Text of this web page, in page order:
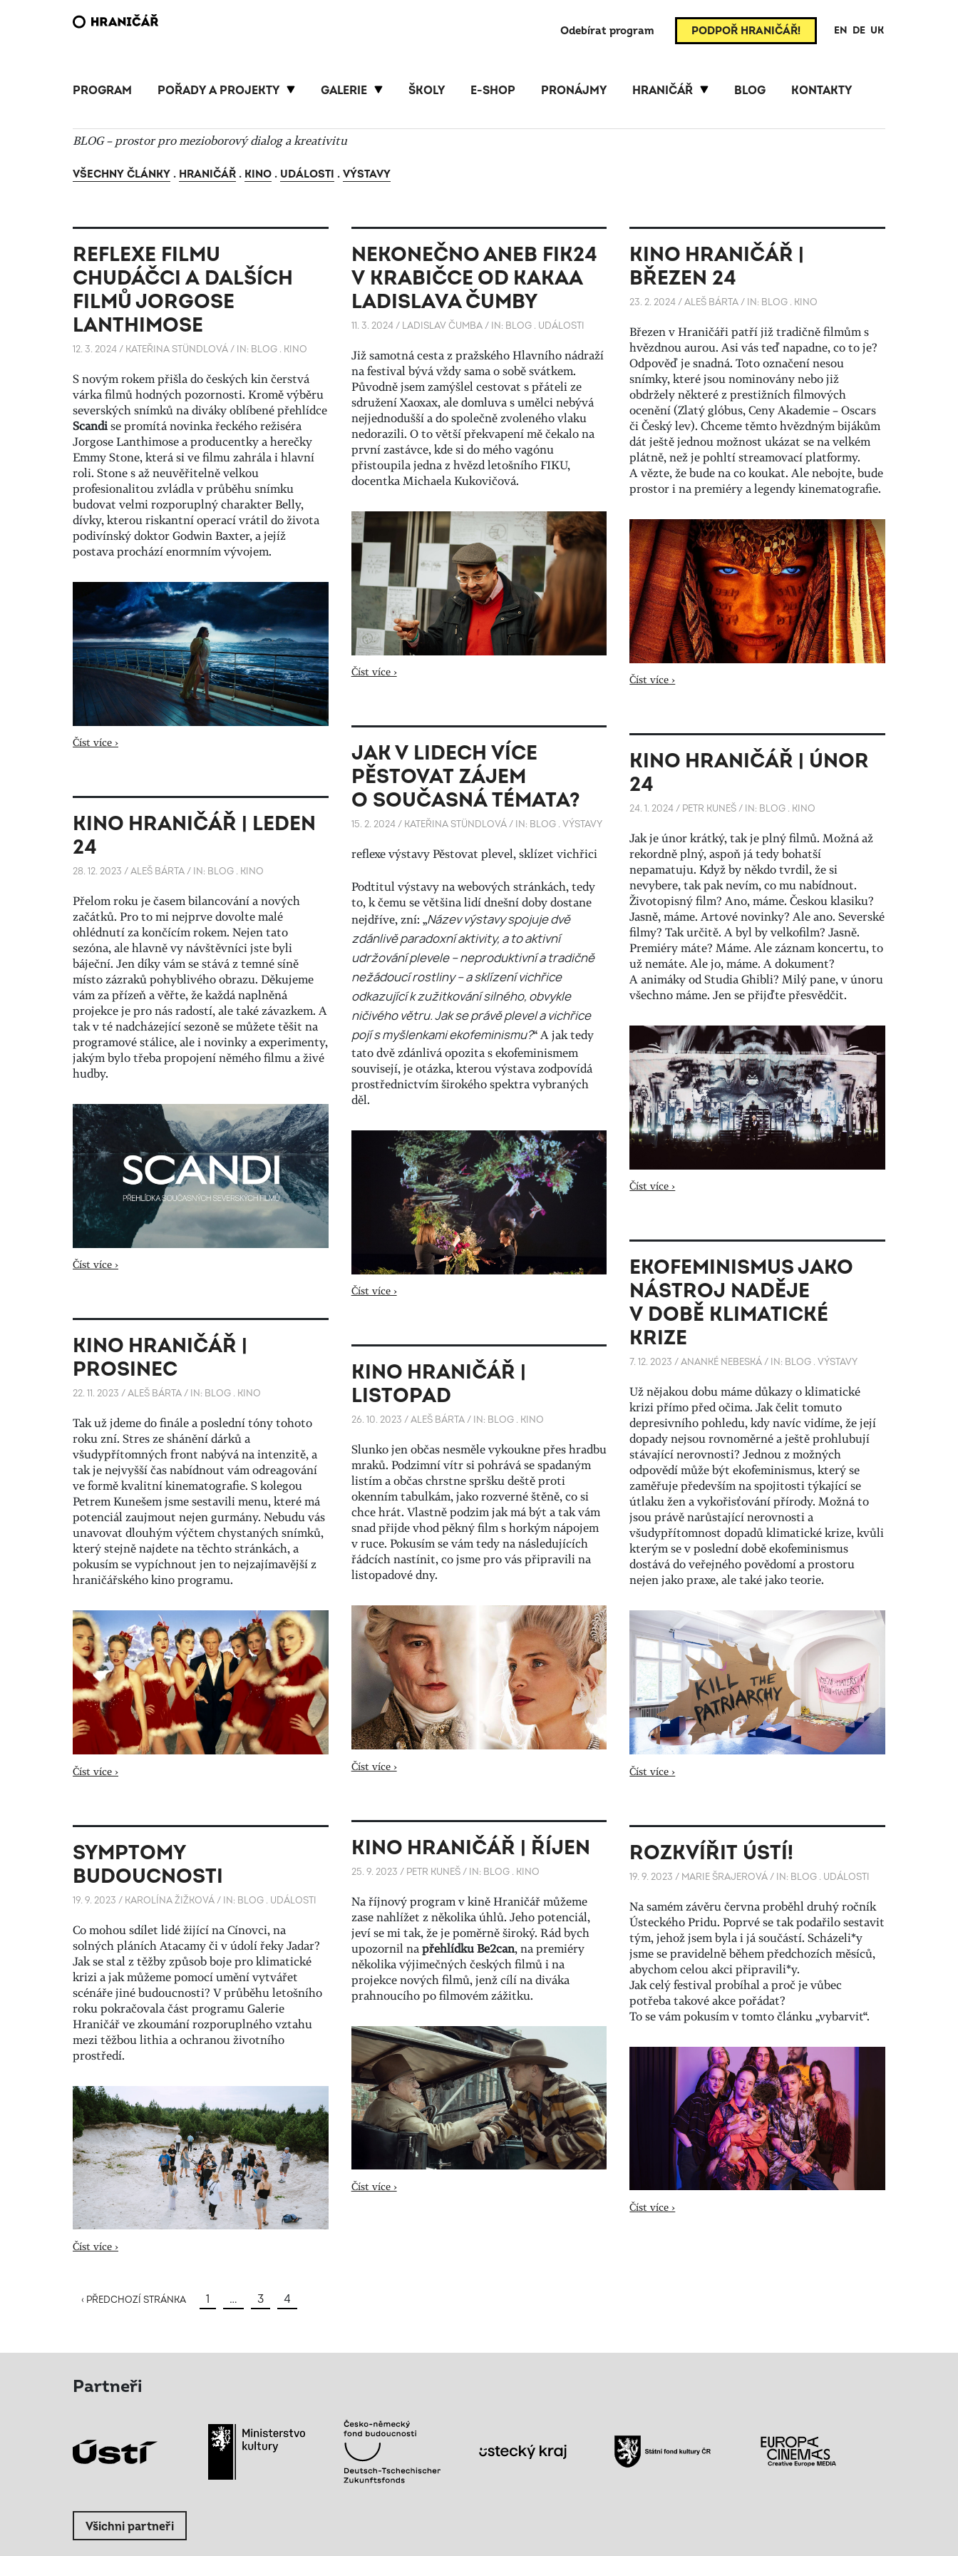
Odebírat program PODPOŘ HRANIČÁŘ! EN DE UK
PROGRAM POŘADY A PROJEKTY GALERIE ŠKOLY E-SHOP PRONÁJMY HRANIČÁŘ BLOG KONTAKTY
BLOG – prostor pro mezioborový dialog a kreativitu
VŠECHNY ČLÁNKY . HRANIČÁŘ . KINO . UDÁLOSTI . VÝSTAVY
REFLEXE FILMU
CHUDÁČCI A DALŠÍCH
FILMŮ JORGOSE
LANTHIMOSE
12. 3. 2024/ KATEŘINA STÜNDLOVÁ/ IN: BLOG . KINO
S novým rokem přišla do českých kin čerstvá
várka filmů hodných pozornosti. Kromě výběru
severských snímků na diváky oblíbené přehlídce
Scandise promítá novinka řeckého režiséra
Jorgose Lanthimose a producentky a herečky
Emmy Stone, která si ve filmu zahrála i hlavní
roli. Stone s až neuvěřitelně velkou
profesionalitou zvládla v průběhu snímku
budovat velmi rozporuplný charakter Belly,
dívky, kterou riskantní operací vrátil do života
podivínský doktor Godwin Baxter, a jejíž
postava prochází enormním vývojem.
Číst více ›
NEKONEČNO ANEB FIK24
V KRABIČCE OD KAKAA
LADISLAVA ČUMBY
11. 3. 2024 / LADISLAV ČUMBA / IN: BLOG. UDÁLOSTI
Již samotná cesta z pražského Hlavního nádraží
na festival bývá vždy sama o sobě svátkem.
Původně jsem zamýšlel cestovat s přáteli ze
sdružení Xaoxax, ale domluva s umělci nebývá
nejjednodušší a do společně zvoleného vlaku
nedorazili. O to větší překvapení mě čekalo na
první zastávce, kde si do mého vagónu
přistoupila jedna z hvězd letošního FIKU,
docentka Michaela Kukovičová.
Číst více ›
KINO HRANIČÁŘ |
BŘEZEN 24
23. 2. 2024 /ALEŠ BÁRTA / IN: BLOG . KINO
Březen v Hraničáři patří již tradičně filmům s
hvězdnou aurou. Asi vás teď napadne, co to je?
Odpověď je snadná. Toto označení nesou
snímky, které jsou nominovány nebo již
obdržely některé z prestižních filmových
ocenění (Zlatý glóbus, Ceny Akademie – Oscars
či Český lev). Chceme těmto hvězdným bijákům
dát ještě jednou možnost ukázat se na velkém
plátně, než je pohltí streamovací platformy.
A vězte, že bude na co koukat. Ale nebojte, bude
prostor i na premiéry a legendy kinematografie.
Číst více ›
JAK V LIDECH VÍCE
PĚSTOVAT ZÁJEM
O SOUČASNÁ TÉMATA?
15. 2. 2024 / KATEŘINA STÜNDLOVÁ / IN: BLOG. VÝSTAVY
reflexe výstavy Pěstovat plevel, sklízet vichřici
Podtitul výstavy na webových stránkách, tedy
to, k čemu se většina lidí dnešní doby dostane
nejdříve, zní: „Název výstavy spojuje dvě
zdánlivě paradoxní aktivity, a to aktivní
udržování plevele – neproduktivní a tradičně
nežádoucí rostliny – a sklízení vichřice
odkazující k zužitkování silného, obvykle
ničivého větru. Jak se právě plevel a vichřice
pojí s myšlenkami ekofeminismu?“ A jak tedy
tato dvě zdánlivá opozita s ekofeminismem
souvisejí, je otázka, kterou výstava zodpovídá
prostřednictvím širokého spektra vybraných
děl.
Číst více ›
KINO HRANIČÁŘ | ÚNOR
24
24. 1. 2024 / PETR KUNEŠ / IN: BLOG . KINO
Jak je únor krátký, tak je plný filmů. Možná až
rekordně plný, aspoň já tedy bohatší
nepamatuju. Když by někdo tvrdil, že si
nevybere, tak pak nevím, co mu nabídnout.
Životopisný film? Ano, máme. Českou klasiku?
Jasně, máme. Artové novinky? Ale ano. Severské
filmy? Tak určitě. A byl by velkofilm? Jasně.
Premiéry máte? Máme. Ale záznam koncertu, to
už nemáte. Ale jo, máme. A dokument?
A animáky od Studia Ghibli? Milý pane, v únoru
všechno máme. Jen se přijďte přesvědčit.
Číst více ›
KINO HRANIČÁŘ | LEDEN
24
28. 12. 2023 /ALEŠ BÁRTA/ IN: BLOG . KINO
Přelom roku je časem bilancování a nových
začátků. Pro to mi nejprve dovolte malé
ohlédnutí za končícím rokem. Nejen tato
sezóna, ale hlavně vy návštěvníci jste byli
báječní. Jen díky vám se stává z temné síně
místo zázraků pohyblivého obrazu. Děkujeme
vám za přízeň a věřte, že každá naplněná
projekce je pro nás radostí, ale také závazkem. A
tak v té nadcházející sezoně se můžete těšit na
programové stálice, ale i novinky a experimenty,
jakým bylo třeba propojení němého filmu a živé
hudby.
Číst více ›
EKOFEMINISMUS JAKO
NÁSTROJ NADĚJE
V DOBĚ KLIMATICKÉ
KRIZE
7. 12. 2023 /ANANKÉ NEBESKÁ / IN: BLOG .VÝSTAVY
Už nějakou dobu máme důkazy o klimatické
krizi přímo před očima. Jak čelit tomuto
depresivního pohledu, kdy navíc vidíme, že její
dopady nejsou rovnoměrné a ještě prohlubují
stávající nerovnosti? Jednou z možných
odpovědí může být ekofeminismus, který se
zaměřuje především na spojitosti týkající se
útlaku žen a vykořisťování přírody. Možná to
jsou právě narůstající nerovnosti a
všudypřítomnost dopadů klimatické krize, kvůli
kterým se v poslední době ekofeminismus
dostává do veřejného povědomí a prostoru
nejen jako praxe, ale také jako teorie.
Číst více ›
KINO HRANIČÁŘ |
PROSINEC
22. 11. 2023 /ALEŠ BÁRTA/ IN: BLOG . KINO
Tak už jdeme do finále a poslední tóny tohoto
roku zní. Stres ze shánění dárků a
všudypřítomných front nabývá na intenzitě, a
tak je nejvyšší čas nabídnout vám odreagování
ve formě kvalitní kinematografie. S kolegou
Petrem Kunešem jsme sestavili menu, které má
potenciál zaujmout nejen gurmány. Nebudu vás
unavovat dlouhým výčtem chystaných snímků,
který stejně najdete na těchto stránkách, a
pokusím se vypíchnout jen to nejzajímavější z
hraničářského kino programu.
Číst více ›
KINO HRANIČÁŘ |
LISTOPAD
26. 10. 2023 /ALEŠ BÁRTA / IN: BLOG. KINO
Slunko jen občas nesměle vykoukne přes hradbu
mraků. Podzimní vítr si pohrává se spadaným
listím a občas chrstne spršku deště proti
okenním tabulkám, jako rozverné štěně, co si
chce hrát. Vlastně podzim jak má být a tak vám
snad přijde vhod pěkný film s horkým nápojem
v ruce. Pokusím se vám tedy na následujících
řádcích nastínit, co jsme pro vás připravili na
listopadové dny.
Číst více ›
KINO HRANIČÁŘ | ŘÍJEN
25. 9. 2023 / PETR KUNEŠ / IN: BLOG. KINO
Na říjnový program v kině Hraničář můžeme
zase nahlížet z několika úhlů. Jeho potenciál,
jeví se mi tak, že je poměrně široký. Rád bych
upozornil napřehlídku Be2can, na premiéry
několika výjimečných českých filmů i na
projekce nových filmů, jenž cílí na diváka
prahnoucího po filmovém zážitku.
Číst více ›
SYMPTOMY
BUDOUCNOSTI
19. 9. 2023 / KAROLÍNA ŽIŽKOVÁ/ IN: BLOG . UDÁLOSTI
Co mohou sdílet lidé žijící na Cínovci, na
solných pláních Atacamy či v údolí řeky Jadar?
Jak se stal z těžby způsob boje pro klimatické
krizi a jak můžeme pomocí umění vytvářet
scénáře jiné budoucnosti? V průběhu letošního
roku pokračovala část programu Galerie
Hraničář ve zkoumání rozporuplného vztahu
mezi těžbou lithia a ochranou životního
prostředí.
Číst více ›
ROZKVÍŘIT ÚSTÍ!
19. 9. 2023 / MARIE ŠRAJEROVÁ / IN: BLOG . UDÁLOSTI
Na samém závěru června proběhl druhý ročník
Ústeckého Pridu. Poprvé se tak podařilo sestavit
tým, jehož jsem byla i já součástí. Scházeli*y
jsme se pravidelně během předchozích měsíců,
abychom celou akci připravili*y.
Jak celý festival probíhal a proč je vůbec
potřeba takové akce pořádat?
To se vám pokusím v tomto článku „vybarvit“.
Číst více ›
‹ PŘEDCHOZÍ STRÁNKA 1 … 3 4
Partneři
Všichni partneři